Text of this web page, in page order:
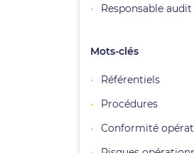
Responsable
Mots-clés
Référentiels
Procédures
Conformité